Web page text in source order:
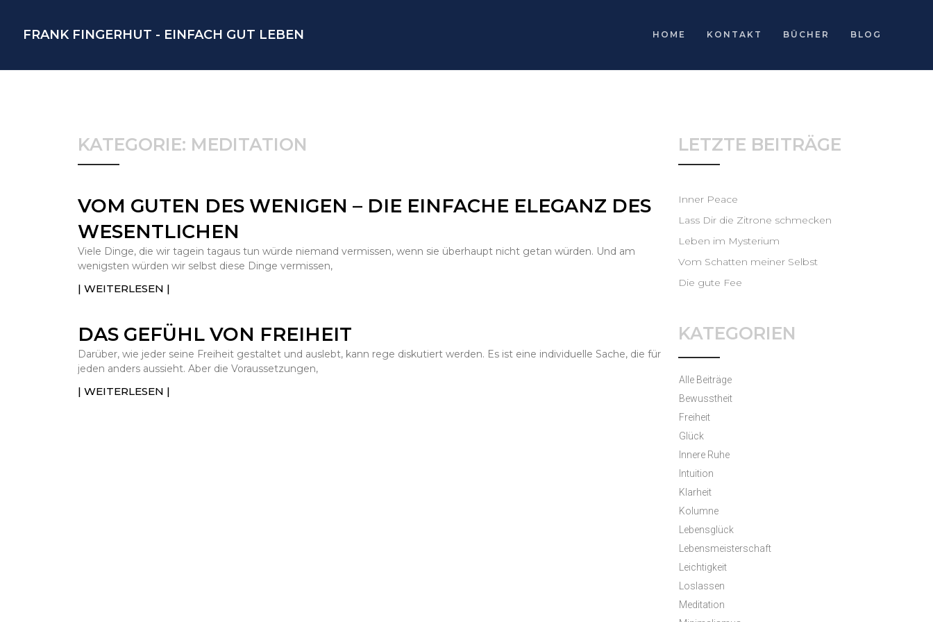
FRANK FINGERHUT - EINFACH GUT LEBEN HOME KONTAKT BÜCHER BLOG
KATEGORIE: MEDITATION
VOM GUTEN DES WENIGEN – DIE EINFACHE ELEGANZ DES
WESENTLICHEN
Viele Dinge, die wir tagein tagaus tun würde niemand vermissen, wenn sie überhaupt nicht getan würden. Und am
wenigsten würden wir selbst diese Dinge vermissen,
| WEITERLESEN |
DAS GEFÜHL VON FREIHEIT
Darüber, wie jeder seine Freiheit gestaltet und auslebt, kann rege diskutiert werden. Es ist eine individuelle Sache, die für
jeden anders aussieht. Aber die Voraussetzungen,
| WEITERLESEN |
LETZTE BEITRÄGE
Inner Peace
Lass Dir die Zitrone schmecken
Leben im Mysterium
Vom Schatten meiner Selbst
Die gute Fee
KATEGORIEN
Alle Beiträge
Bewusstheit
Freiheit
Glück
Innere Ruhe
Intuition
Klarheit
Kolumne
Lebensglück
Lebensmeisterschaft
Leichtigkeit
Loslassen
Meditation